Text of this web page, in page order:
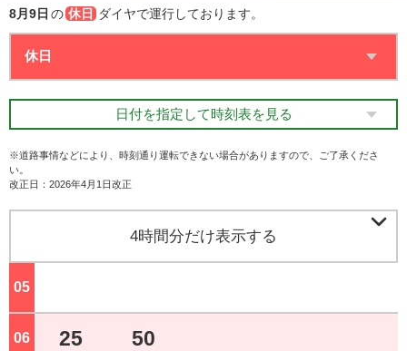
8月9日 の 休日 ダイヤで運行しております。
日付を指定して時刻表を見る
※道路事情などにより、時刻通り運転できない場合がありますので、ご了承くださ
い。
改正日：2026年4月1日改正
4時間分だけ表示する 
05
06 25 50